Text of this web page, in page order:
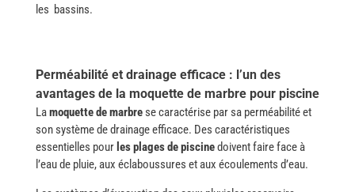
les ​‍​‌‍​‍‌​‍​‌‍​‍‌​‍​‌‍​‍‌​‍​‌‍​‍‌​‍​‌ ‍​‍‌​‍​‌‍​‍‌​‍​‌‍​‍‌​‍​‌‍​‍‌bassins.
Perméabilité et drainage efficace : l’un des
avantages de la moquette de marbre pour piscine
Lamoquette de marbrese caractérise par sa perméabilité et
son système de drainage efficace. Des caractéristiques
essentielles pour les plages de piscinedoivent faire face à
l’eau de pluie, aux éclaboussures et aux écoulements d’eau.